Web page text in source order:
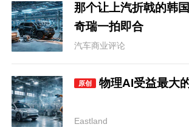
那个让上汽折戟的韩
奇瑞一拍即合
汽车商业评论
原创 物理AI受益最大
Eastland